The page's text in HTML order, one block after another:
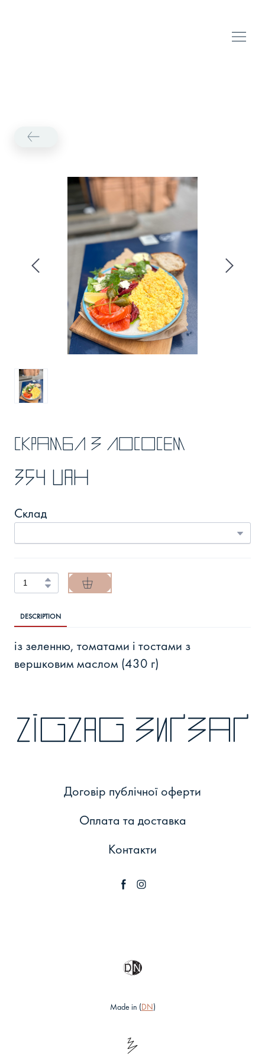
Скрамбл з лососем
354 UAH
Склад
DESCRIPTION
із зеленню, томатами і тостами з
вершковим маслом (430 г)
zigzag зиґзаґ
Договір публічної оферти
Оплата та доставка
Контакти
Made in (DN)